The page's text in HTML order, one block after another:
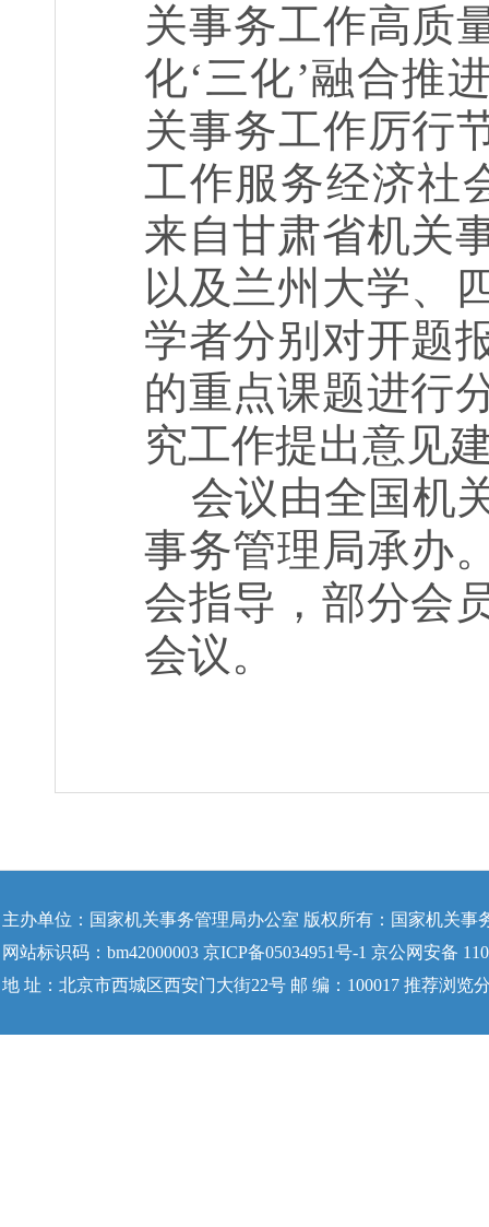
关事务工作高质
化‘三化’融合推
关事务工作厉行
工作服务经济社
来自甘肃省机关
以及兰州大学、
学者分别对开题
的重点课题进行
究工作提出意见
会议由全国机
事务管理局承办
会指导，部分会
会议。
主办单位：国家机关事务管理局办公室 版权所有：国家机关事
网站标识码：bm42000003 京ICP备05034951号-1 京公网安备
地 址：北京市西城区西安门大街22号 邮 编：100017 推荐浏览